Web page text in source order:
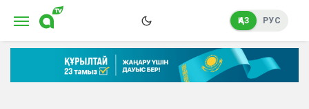
ҚАЗ РУС